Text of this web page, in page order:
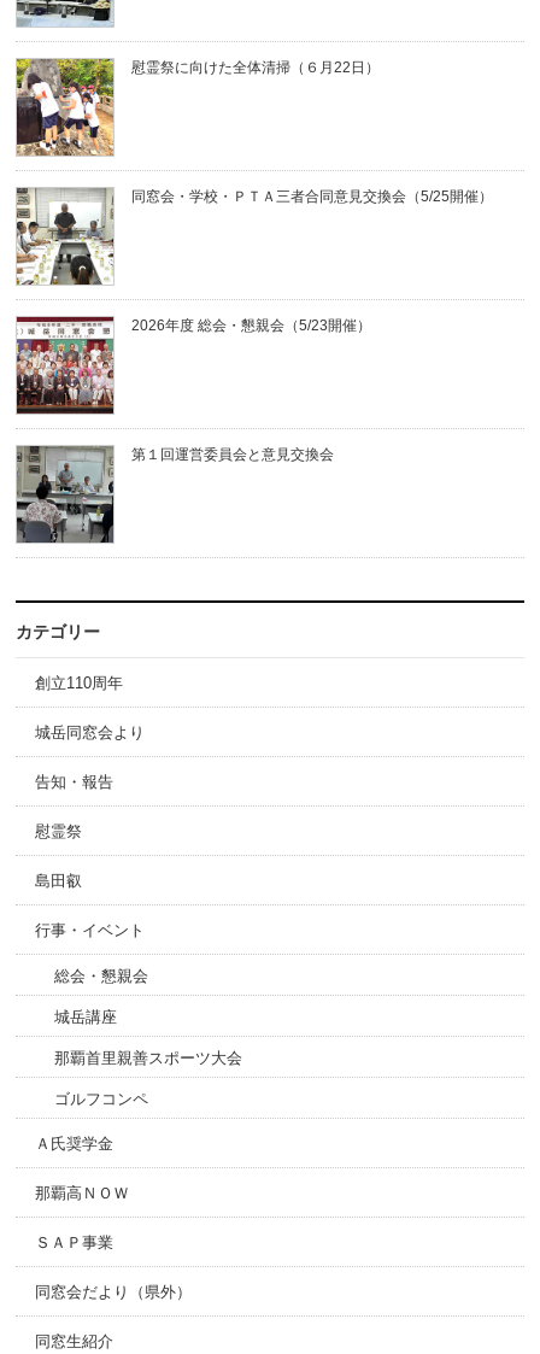
慰霊祭に向けた全体清掃（６月22日）
同窓会・学校・ＰＴＡ三者合同意見交換会（5/25開催）
2026年度 総会・懇親会（5/23開催）
第１回運営委員会と意見交換会
カテゴリー
創立110周年
城岳同窓会より
告知・報告
慰霊祭
島田叡
行事・イベント
総会・懇親会
城岳講座
那覇首里親善スポーツ大会
ゴルフコンペ
Ａ氏奨学金
那覇高ＮＯＷ
ＳＡＰ事業
同窓会だより（県外）
同窓生紹介